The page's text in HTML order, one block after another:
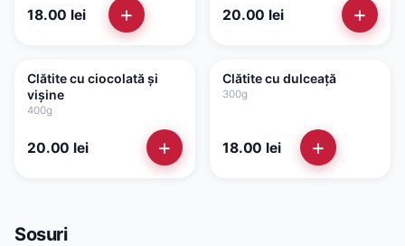
18.00 lei + 20.00 lei +
Clătite cu ciocolată și
vișine
400g
20.00 lei +
Clătite cu dulceață
300g
18.00 lei +
Sosuri